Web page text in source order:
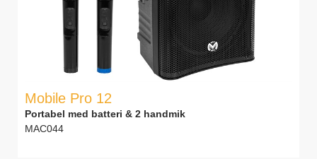
Mobile Pro 12
Portabel med batteri & 2 handmik
MAC044